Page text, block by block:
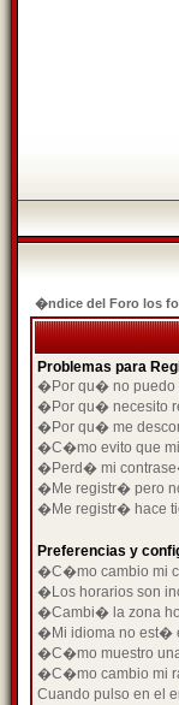
�ndice del Foro los
Problemas para
�Por qu� no puedo
�Por qu� necesito
�Por qu� me
�C�mo evito que mi
�Perd� mi
�Me registr� pero
�Me registr� hace
Preferencias y
�C�mo cambio mi
�Los horarios son
�Cambi� la zona
�Mi idioma no est�
�C�mo muestro
�C�mo cambio mi
Cuando pulso en el